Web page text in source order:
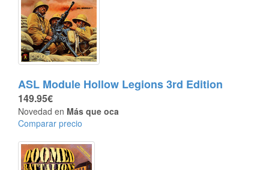
ASL Module Hollow Legions 3rd Edition
149.95€
Novedad en Más que oca
Comparar precio